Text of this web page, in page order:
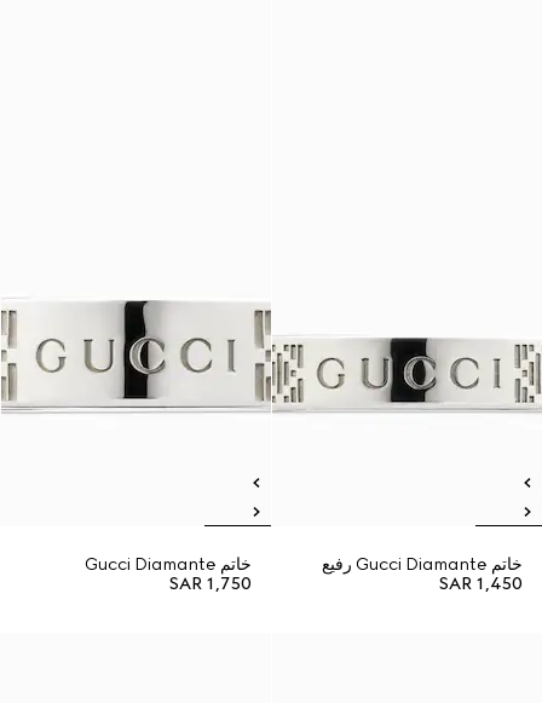
خاتم Gucci Diamante رفيع
SAR 1,450
خاتم Gucci Diamante
SAR 1,750